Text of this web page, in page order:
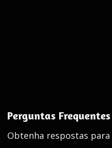
Perguntas Frequentes
Obtenha respostas